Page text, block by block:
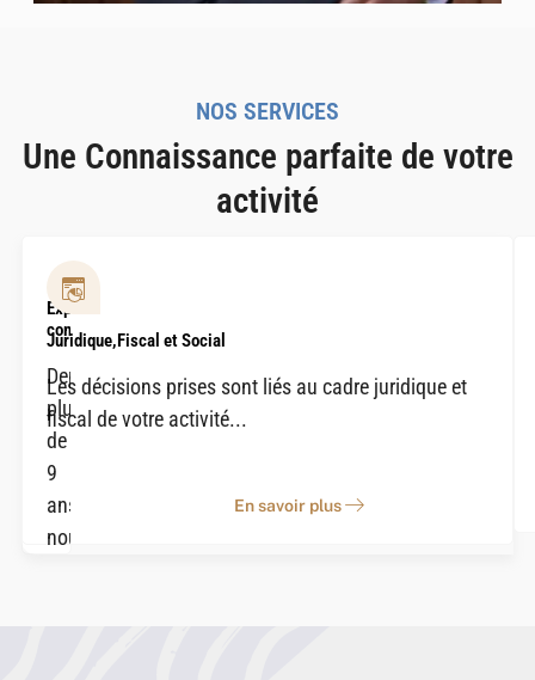
NOS SERVICES
Une Connaissance parfaite de votre
activité
Expertise
comptable
Depuis
plus
de
9
ans,
nous
savoir
Juridique,Fiscal et Social
Les décisions prises sont liés au cadre juridique et
fiscal de votre activité...
En savoir plus